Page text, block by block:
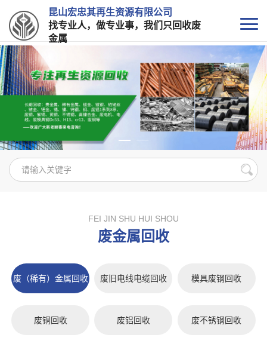
昆山宏忠其再生资源有限公司
找专业人，做专业事，我们只回收废
金属
FEI JIN SHU HUI SHOU
废金属回收
废（稀有）金属回收 废旧电线电缆回收 模具废钢回收
废铜回收 废铝回收 废不锈钢回收